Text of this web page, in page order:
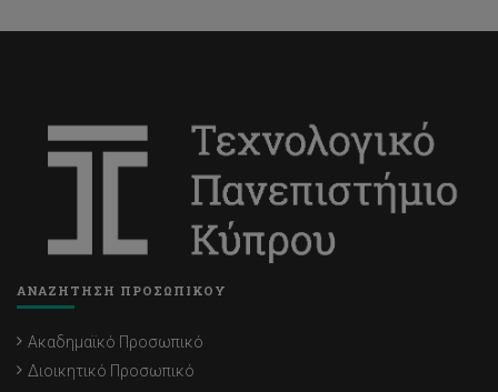
ΑΝΑΖΗΤΗΣΗ ΠΡΟΣΩΠΙΚΟΥ
Ακαδημαϊκό Προσωπικό
Διοικητικό Προσωπικό